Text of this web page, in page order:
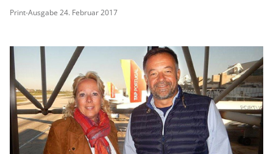
Print-Ausgabe 24. Februar 2017